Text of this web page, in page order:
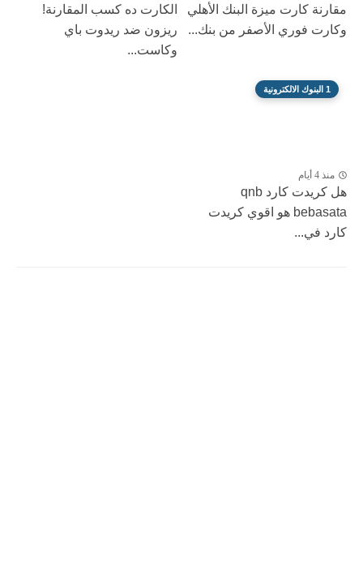
مقارنة كارت ميزة البنك الأهلي
وكارت فوري الأصفر من بنك...
الكارت ده كسب المقارنة!
ريزون ضد ريدوت باي
وكاست...
1 البنوك الالكترونية
منذ 4 أيام
هل كريدت كارد qnb
bebasata هو اقوي كريدت
كارد في...